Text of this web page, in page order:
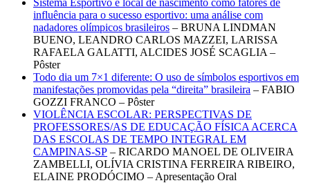
influência para o sucesso esportivo: uma análise com
nadadores olímpicos brasileiros – BRUNA LINDMAN
BUENO, LEANDRO CARLOS MAZZEI, LARISSA
RAFAELA GALATTI, ALCIDES JOSÉ SCAGLIA –
Pôster
Todo dia um 7×1 diferente: O uso de símbolos esportivos em
manifestações promovidas pela “direita” brasileira – FABIO
GOZZI FRANCO – Pôster
VIOLÊNCIA ESCOLAR: PERSPECTIVAS DE
PROFESSORES/AS DE EDUCAÇÃO FÍSICA ACERCA
DAS ESCOLAS DE TEMPO INTEGRAL EM
CAMPINAS-SP – RICARDO MANOEL DE OLIVEIRA
ZAMBELLI, OLÍVIA CRISTINA FERREIRA RIBEIRO,
ELAINE PRODÓCIMO – Apresentação Oral